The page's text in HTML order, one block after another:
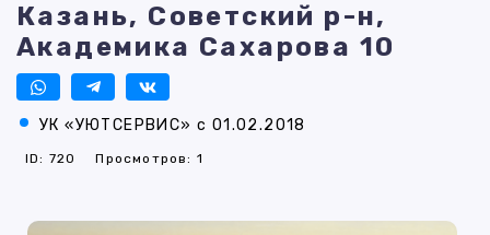
Казань, Советский р-н,
Академика Сахарова 10
УК «УЮТСЕРВИС» с 01.02.2018
ID: 720 Просмотров: 1